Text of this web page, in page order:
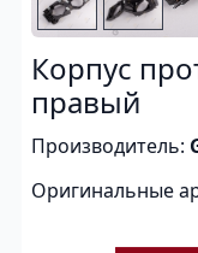
Корпус
правый
Производитель:
Оригинальные